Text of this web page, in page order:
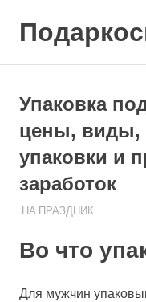
подарить
Упаковка
цены, виды,
упаковки и
заработок
05.08.2020
ПОДАРЧЕК
НА ПРАЗДНИК
Во что
Для мужчин